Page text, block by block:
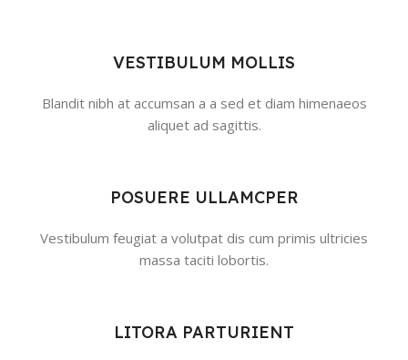
VESTIBULUM MOLLIS
Blandit nibh at accumsan a a sed et diam himenaeos
aliquet ad sagittis.
POSUERE ULLAMCPER
Vestibulum feugiat a volutpat dis cum primis ultricies
massa taciti lobortis.
LITORA PARTURIENT